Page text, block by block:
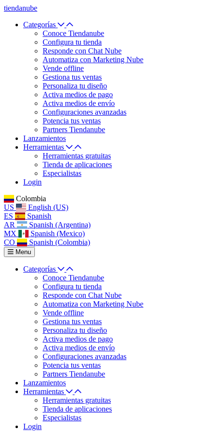
tiendanube
Categorías
Conoce Tiendanube
Configura tu tienda
Responde con Chat Nube
Automatiza con Marketing Nube
Vende offline
Gestiona tus ventas
Personaliza tu diseño
Activa medios de pago
Activa medios de envío
Configuraciones avanzadas
Potencia tus ventas
Partners Tiendanube
Lanzamientos
Herramientas
Herramientas gratuitas
Tienda de aplicaciones
Especialistas
Login
Colombia
US
English (US)
ES
Spanish
AR
Spanish (Argentina)
MX
Spanish (Mexico)
CO
Spanish (Colombia)
Menu
Categorías
Conoce Tiendanube
Configura tu tienda
Responde con Chat Nube
Automatiza con Marketing Nube
Vende offline
Gestiona tus ventas
Personaliza tu diseño
Activa medios de pago
Activa medios de envío
Configuraciones avanzadas
Potencia tus ventas
Partners Tiendanube
Lanzamientos
Herramientas
Herramientas gratuitas
Tienda de aplicaciones
Especialistas
Login